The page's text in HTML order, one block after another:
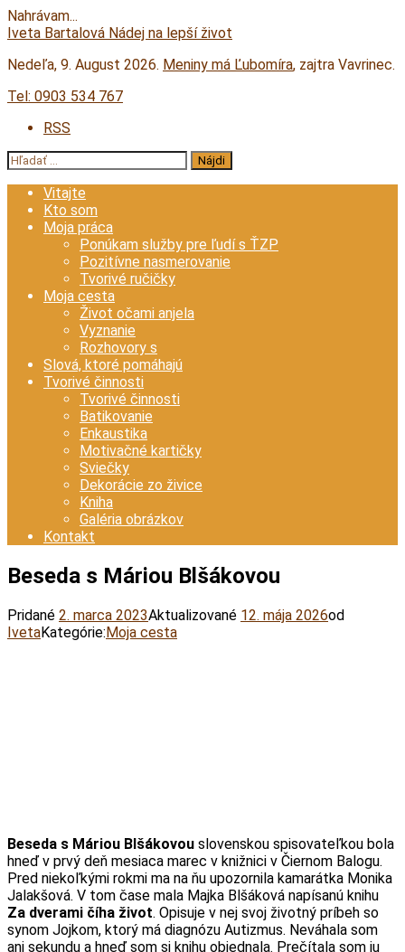
Nahrávam...
Prejsť
obsah
Iveta Bartalová Nádej na lepší život
Nedeľa, 9. August 2026. Meniny má Ľubomíra, zajtra Vavrinec.
Tel: 0903 534 767
RSS
Hľadať:
Vitajte
Kto som
Moja práca
Ponúkam služby pre ľudí s ŤZP
Pozitívne nasmerovanie
Tvorivé ručičky
Moja cesta
Život očami anjela
Vyznanie
Rozhovory s
Slová, ktoré pomáhajú
Tvorivé činnosti
Tvorivé činnosti
Batikovanie
Enkaustika
Motivačné kartičky
Sviečky
Dekorácie zo živice
Kniha
Galéria obrázkov
Kontakt
Beseda s Máriou Blšákovou
Pridané 2. marca 2023Aktualizované 12. mája 2026od
IvetaKategórie:Moja cesta
Beseda s Máriou Blšákovou slovenskou spisovateľkou bola
hneď v prvý deň mesiaca marec v knižnici v Čiernom Balogu.
Pred niekoľkými rokmi ma na ňu upozornila kamarátka Monika
Jalakšová. V tom čase mala Majka Blšáková napísanú knihu
Za dverami číha život. Opisuje v nej svoj životný príbeh so
synom Jojkom, ktorý má diagnózu Autizmus. Neváhala som
ani sekundu a hneď som si knihu objednala. Prečítala som ju